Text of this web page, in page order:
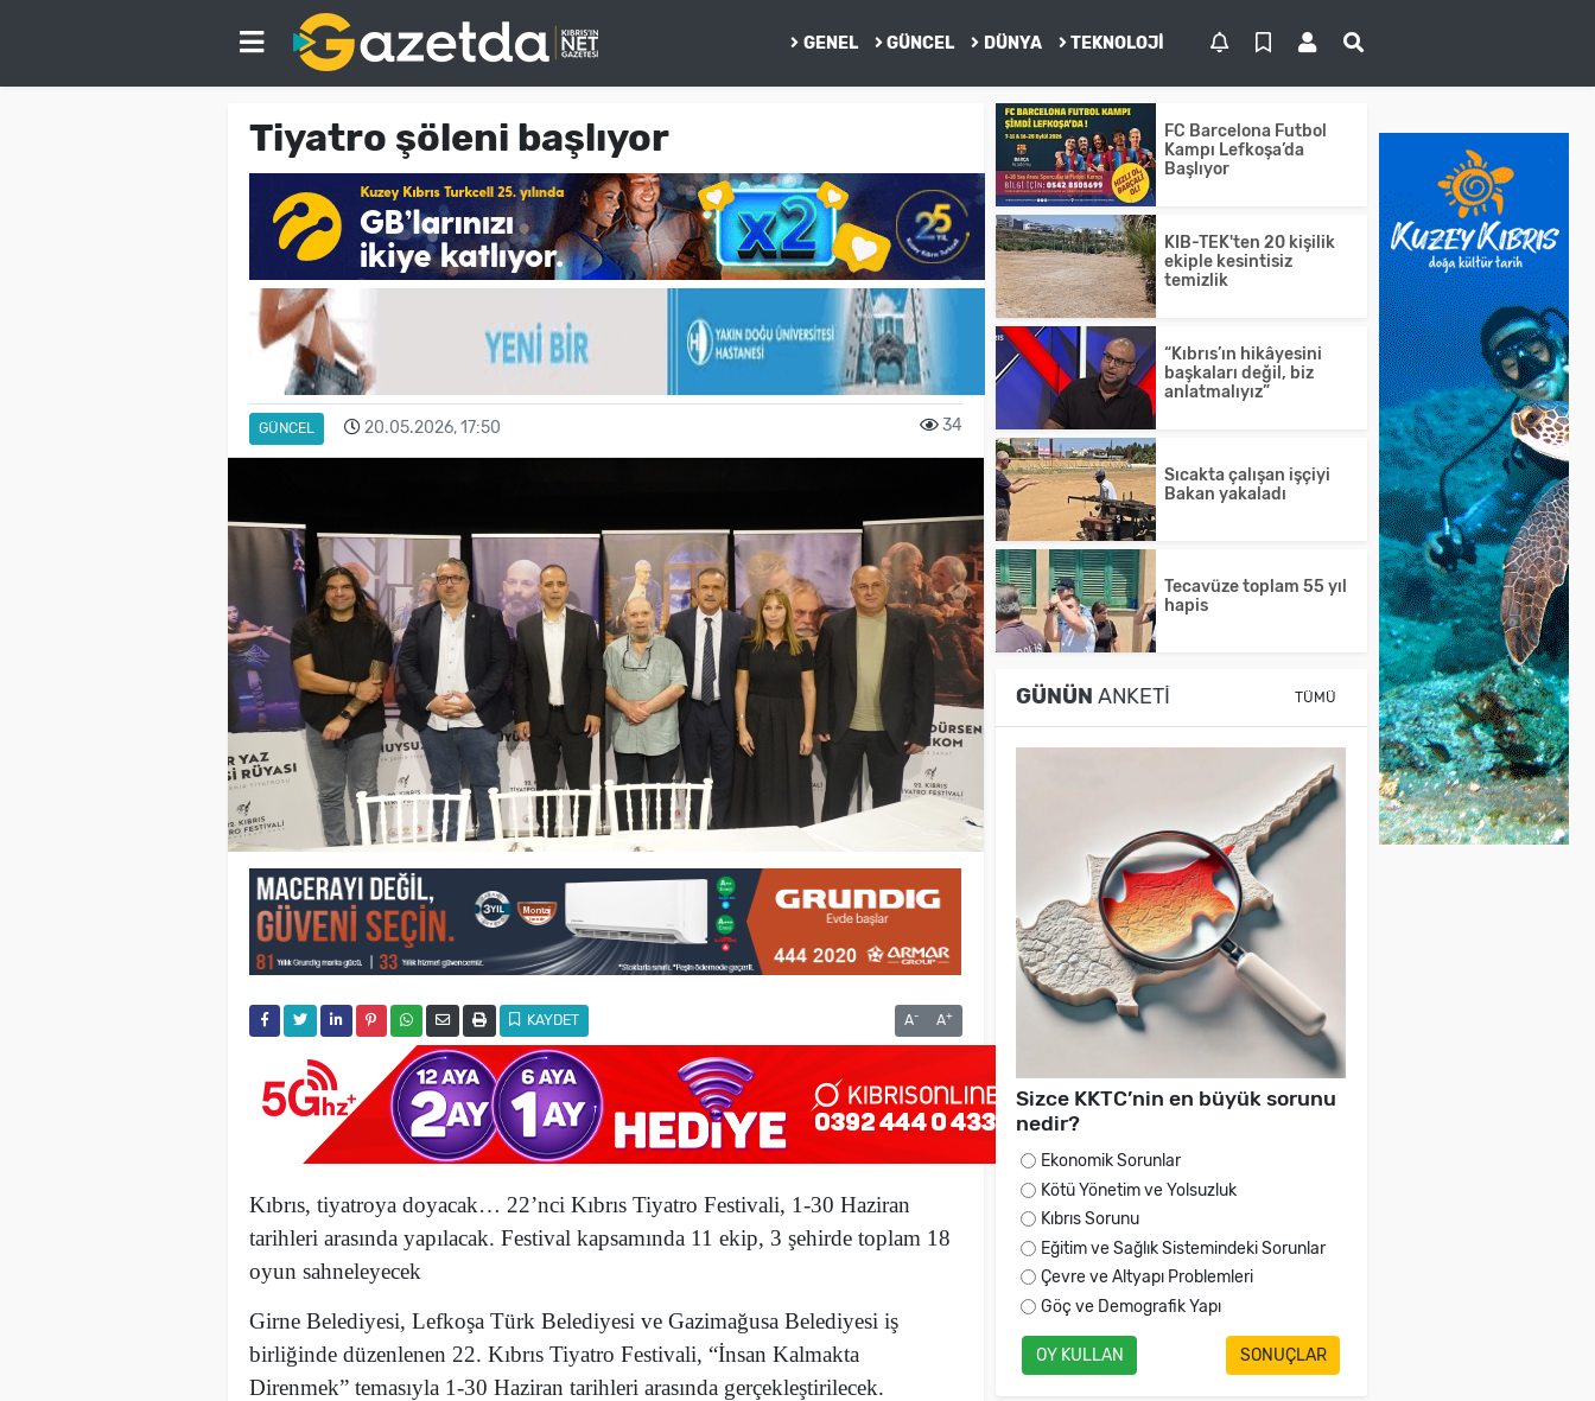
GENEL GÜNCEL DÜNYA TEKNOLOJI
Tiyatro şöleni başlıyor
GÜNCEL 20.05.2026, 17:50 34
KAYDET A- A+
Kıbrıs, tiyatroya doyacak… 22’nci Kıbrıs Tiyatro Festivali, 1-30 Haziran
tarihleri arasında yapılacak. Festival kapsamında 11 ekip, 3 şehirde toplam 18
oyun sahneleyecek
Girne Belediyesi, Lefkoşa Türk Belediyesi ve Gazimağusa Belediyesi iş
birliğinde düzenlenen 22. Kıbrıs Tiyatro Festivali, “İnsan Kalmakta
Direnmek” temasıyla 1-30 Haziran tarihleri arasında gerçekleştirilecek.
FC Barcelona Futbol
Kampı Lefkoşa’da
Başlıyor
KIB-TEK'ten 20 kişilik
ekiple kesintisiz
temizlik
“Kıbrıs’ın hikâyesini
başkaları değil, biz
anlatmalıyız”
Sıcakta çalışan işçiyi
Bakan yakaladı
Tecavüze toplam 55 yıl
hapis
GÜNÜN ANKETI TÜMÜ
Sizce KKTC’nin en büyük sorunu
nedir?
Ekonomik Sorunlar
Kötü Yönetim ve Yolsuzluk
Kıbrıs Sorunu
Eğitim ve Sağlık Sistemindeki Sorunlar
Çevre ve Altyapı Problemleri
Göç ve Demografik Yapı
OY KULLAN SONUÇLAR